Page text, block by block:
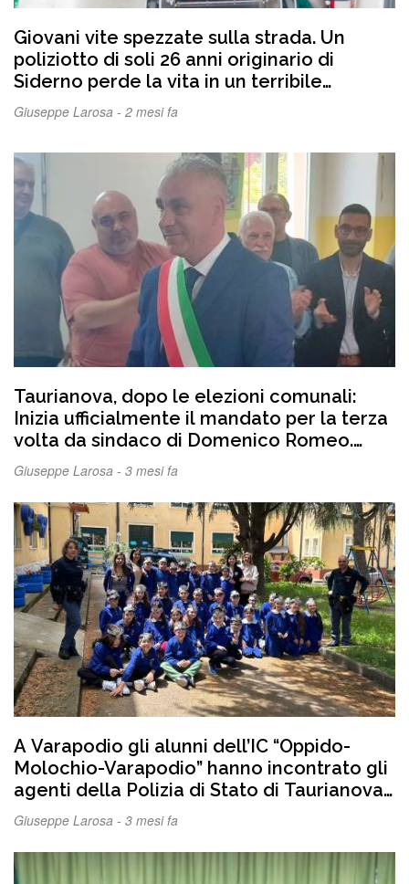
Giovani vite spezzate sulla strada. Un
poliziotto di soli 26 anni originario di
Siderno perde la vita in un terribile
impatto tra motociclisti. Dolore e
sgomento in tutta la comunità della
Locride
Giuseppe Larosa - 2 mesi fa
Taurianova, dopo le elezioni comunali:
Inizia ufficialmente il mandato per la terza
volta da sindaco di Domenico Romeo.
FOTO e VIDEO
Giuseppe Larosa - 3 mesi fa
A Varapodio gli alunni dell’IC “Oppido-
Molochio-Varapodio” hanno incontrato gli
agenti della Polizia di Stato di Taurianova,
nell’ambito del progetto “Amici in divisa”.
FOTO
Giuseppe Larosa - 3 mesi fa